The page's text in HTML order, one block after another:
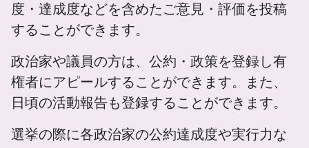
度・達成度などを含めたご意見・評価を投稿
することができます。
政治家や議員の方は、公約・政策を登録し有
権者にアピールすることができます。また、
日頃の活動報告も登録することができます。
選挙の際に各政治家の公約達成度や実行力な